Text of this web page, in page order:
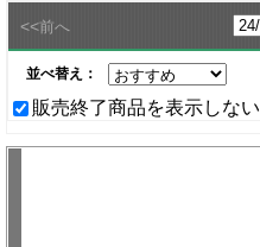
<<前へ
並べ替え：
販売終了商品を表示しない